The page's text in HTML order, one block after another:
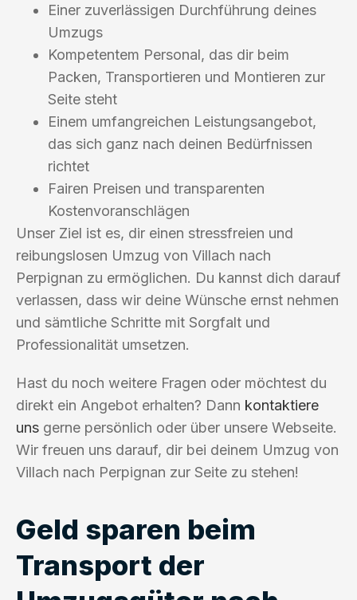
Einer zuverlässigen Durchführung deines
Umzugs
Kompetentem Personal, das dir beim
Packen, Transportieren und Montieren zur
Seite steht
Einem umfangreichen Leistungsangebot,
das sich ganz nach deinen Bedürfnissen
richtet
Fairen Preisen und transparenten
Kostenvoranschlägen
Unser Ziel ist es, dir einen stressfreien und
reibungslosen Umzug von Villach nach
Perpignan zu ermöglichen. Du kannst dich darauf
verlassen, dass wir deine Wünsche ernst nehmen
und sämtliche Schritte mit Sorgfalt und
Professionalität umsetzen.
Hast du noch weitere Fragen oder möchtest du
direkt ein Angebot erhalten? Dann kontaktiere
uns gerne persönlich oder über unsere Webseite.
Wir freuen uns darauf, dir bei deinem Umzug von
Villach nach Perpignan zur Seite zu stehen!
Geld sparen beim
Transport der